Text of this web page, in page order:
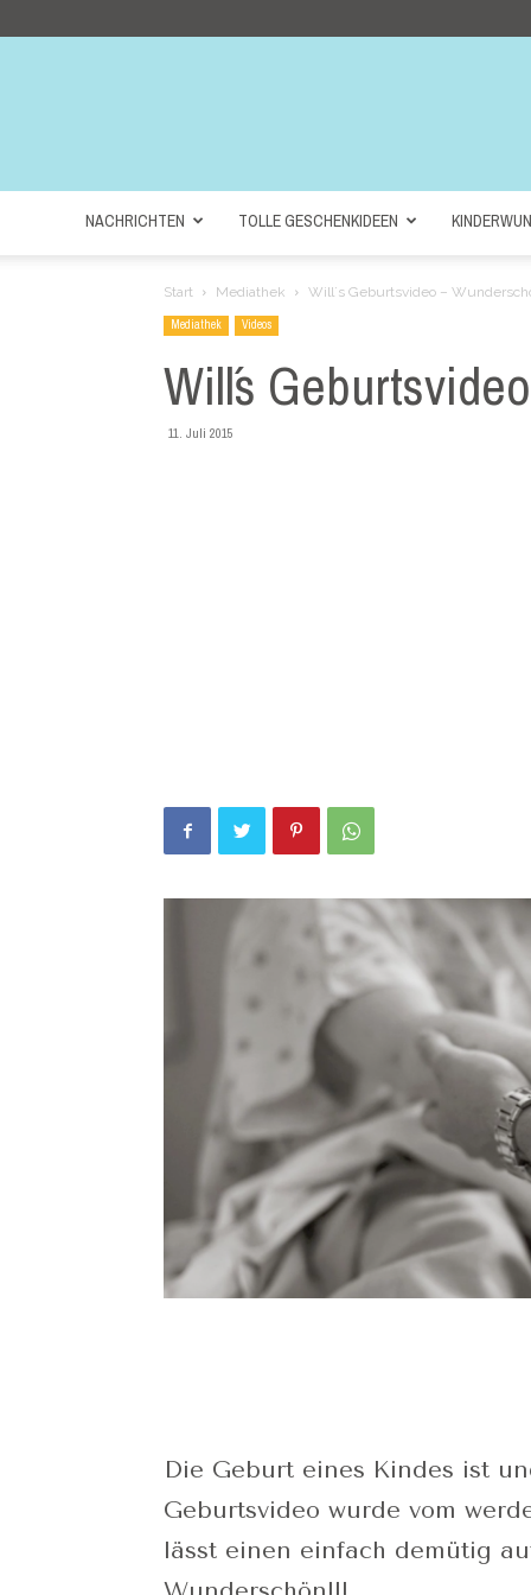
NACHRICHTEN TOLLE GESCHENKIDEEN
Start Mediathek Will´s Geburtsvideo –
Mediathek Videos
Will´s
11. Juli 2015
Die Geburt eines Kindes ist
Geburtsvideo wurde vom
lässt einen einfach demütig